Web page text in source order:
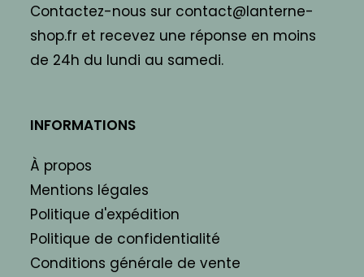
Contactez-nous sur contact@lanterne-
shop.fr et recevez une réponse en moins
de 24h du lundi au samedi.
INFORMATIONS
À propos
Mentions légales
Politique d'expédition
Politique de confidentialité
Conditions générale de vente